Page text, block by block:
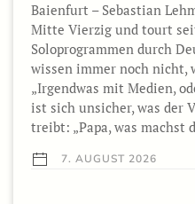
Baienfurt – Sebastian
Mitte Vierzig und tourt
Soloprogrammen durch
wissen immer noch nicht,
„Irgendwas mit Medien,
ist sich unsicher, was der
treibt: „Papa, was
7. AUGUST 2026